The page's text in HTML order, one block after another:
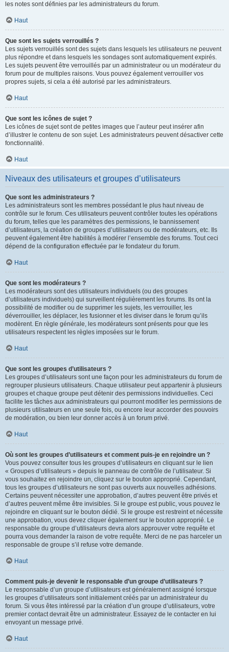
les notes sont définies par les administrateurs du forum.
Haut
Que sont les sujets verrouillés ?
Les sujets verrouillés sont des sujets dans lesquels les utilisateurs ne peuvent
plus répondre et dans lesquels les sondages sont automatiquement expirés.
Les sujets peuvent être verrouillés par un administrateur ou un modérateur du
forum pour de multiples raisons. Vous pouvez également verrouiller vos
propres sujets, si cela a été autorisé par les administrateurs.
Haut
Que sont les icônes de sujet ?
Les icônes de sujet sont de petites images que l’auteur peut insérer afin
d’illustrer le contenu de son sujet. Les administrateurs peuvent désactiver cette
fonctionnalité.
Haut
Niveaux des utilisateurs et groupes d’utilisateurs
Que sont les administrateurs ?
Les administrateurs sont les membres possédant le plus haut niveau de
contrôle sur le forum. Ces utilisateurs peuvent contrôler toutes les opérations
du forum, telles que les paramètres des permissions, le bannissement
d’utilisateurs, la création de groupes d’utilisateurs ou de modérateurs, etc. Ils
peuvent également être habilités à modérer l’ensemble des forums. Tout ceci
dépend de la configuration effectuée par le fondateur du forum.
Haut
Que sont les modérateurs ?
Les modérateurs sont des utilisateurs individuels (ou des groupes
d’utilisateurs individuels) qui surveillent régulièrement les forums. Ils ont la
possibilité de modifier ou de supprimer les sujets, les verrouiller, les
déverrouiller, les déplacer, les fusionner et les diviser dans le forum qu’ils
modèrent. En règle générale, les modérateurs sont présents pour que les
utilisateurs respectent les règles imposées sur le forum.
Haut
Que sont les groupes d’utilisateurs ?
Les groupes d’utilisateurs sont une façon pour les administrateurs du forum de
regrouper plusieurs utilisateurs. Chaque utilisateur peut appartenir à plusieurs
groupes et chaque groupe peut détenir des permissions individuelles. Ceci
facilite les tâches aux administrateurs qui pourront modifier les permissions de
plusieurs utilisateurs en une seule fois, ou encore leur accorder des pouvoirs
de modération, ou bien leur donner accès à un forum privé.
Haut
Où sont les groupes d’utilisateurs et comment puis-je en rejoindre un ?
Vous pouvez consulter tous les groupes d’utilisateurs en cliquant sur le lien
« Groupes d’utilisateurs » depuis le panneau de contrôle de l’utilisateur. Si
vous souhaitez en rejoindre un, cliquez sur le bouton approprié. Cependant,
tous les groupes d’utilisateurs ne sont pas ouverts aux nouvelles adhésions.
Certains peuvent nécessiter une approbation, d’autres peuvent être privés et
d’autres peuvent même être invisibles. Si le groupe est public, vous pouvez le
rejoindre en cliquant sur le bouton dédié. Si le groupe est restreint et nécessite
une approbation, vous devez cliquer également sur le bouton approprié. Le
responsable du groupe d’utilisateurs devra alors approuver votre requête et
pourra vous demander la raison de votre requête. Merci de ne pas harceler un
responsable de groupe s’il refuse votre demande.
Haut
Comment puis-je devenir le responsable d’un groupe d’utilisateurs ?
Le responsable d’un groupe d’utilisateurs est généralement assigné lorsque
les groupes d’utilisateurs sont initialement créés par un administrateur du
forum. Si vous êtes intéressé par la création d’un groupe d’utilisateurs, votre
premier contact devrait être un administrateur. Essayez de le contacter en lui
envoyant un message privé.
Haut